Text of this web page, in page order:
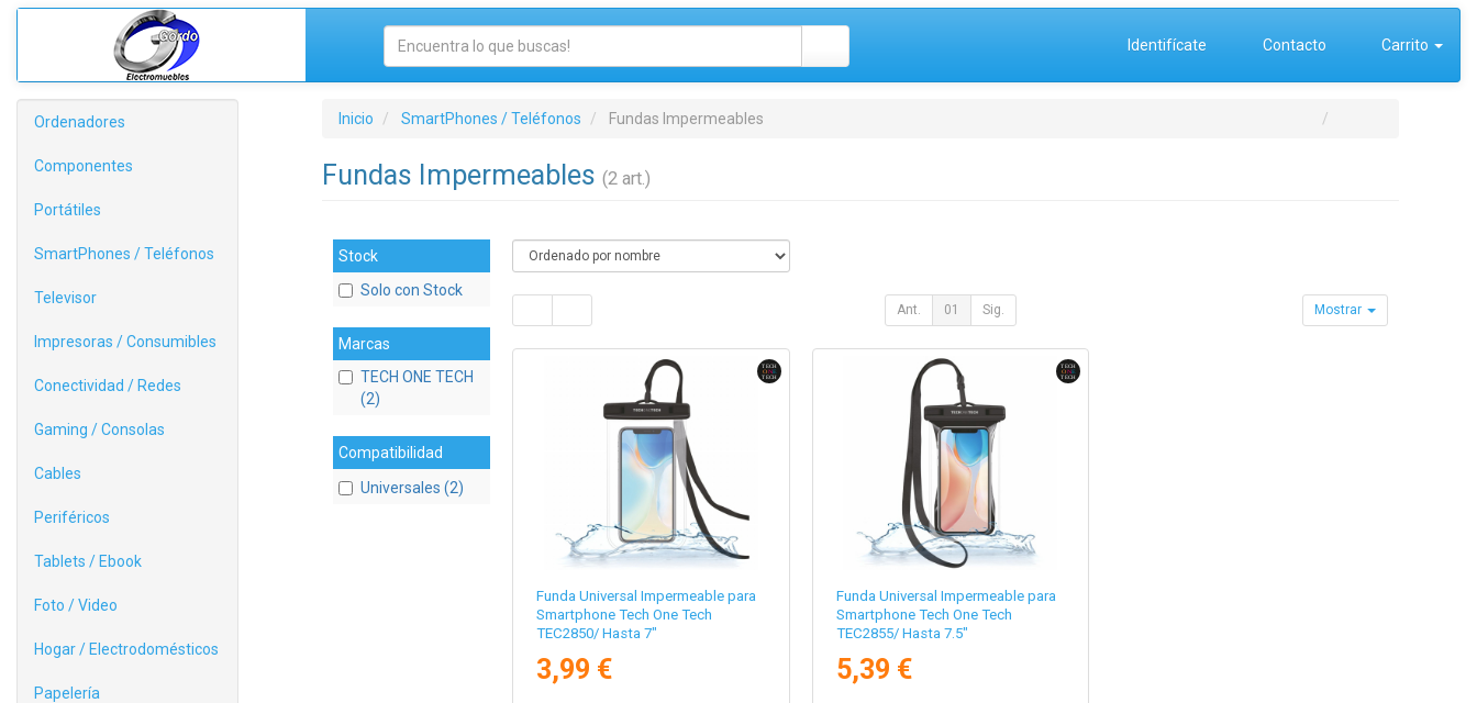
Identifícate Contacto Carrito
Ordenadores
Componentes
Portátiles
SmartPhones / Teléfonos
Televisor
Impresoras / Consumibles
Conectividad / Redes
Gaming / Consolas
Cables
Periféricos
Tablets / Ebook
Foto / Video
Hogar / Electrodomésticos
Papelería
Inicio SmartPhones / Teléfonos Fundas Impermeables
Fundas Impermeables (2 art.)
Stock
Solo con Stock
Marcas
TECH ONE TECH
(2)
Compatibilidad
Universales (2)
Ant. 01 Sig. Mostrar
Funda Universal Impermeable para
Smartphone Tech One Tech
TEC2850/ Hasta 7"
3,99 €
Funda Universal Impermeable para
Smartphone Tech One Tech
TEC2855/ Hasta 7.5"
5,39 €